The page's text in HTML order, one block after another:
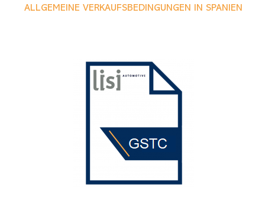
ALLGEMEINE VERKAUFSBEDINGUNGEN IN SPANIEN